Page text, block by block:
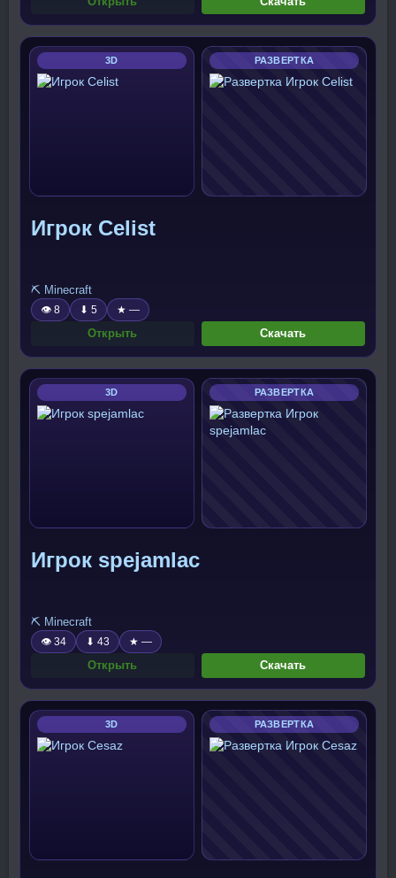
3D РАЗВЕРТКА
Игрок Celist
⛏️ Minecraft
👁 8 ⬇ 5 ★ —
Открыть Скачать
3D РАЗВЕРТКА
Игрок spejamlac
⛏️ Minecraft
👁 34 ⬇ 43 ★ —
Открыть Скачать
3D РАЗВЕРТКА